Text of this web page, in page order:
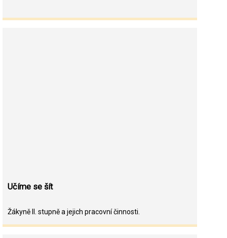
Učíme se šít
Žákyně II. stupně a jejich pracovní činnosti.